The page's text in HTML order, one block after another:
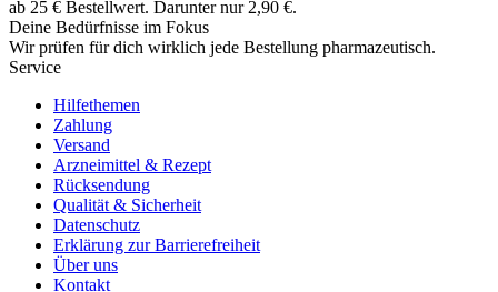
ab 25 € Bestellwert. Darunter nur 2,90 €.
Deine Bedürfnisse im Fokus
Wir prüfen für dich wirklich jede Bestellung pharmazeutisch.
Service
Hilfethemen
Zahlung
Versand
Arzneimittel & Rezept
Rücksendung
Qualität & Sicherheit
Datenschutz
Erklärung zur Barrierefreiheit
Über uns
Kontakt